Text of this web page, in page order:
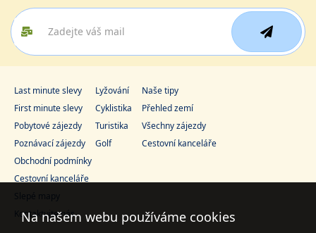
Last minute slevy
First minute slevy
Pobytové zájezdy
Poznávací zájezdy
Lyžování
Cyklistika
Turistika
Golf
Naše tipy
Přehled zemí
Všechny zájezdy
Cestovní kanceláře
Obchodní podmínky
Cestovní kanceláře
Slepé mapy
Kontaktujte nás
Na našem webu používáme cookies